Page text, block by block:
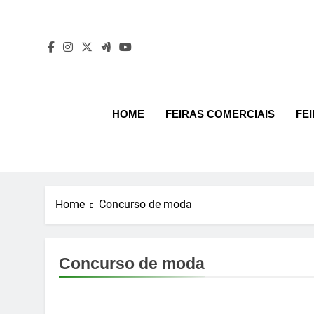
HOME FEIRAS COMERCIAIS
Home Concurso de moda
Concurso de moda